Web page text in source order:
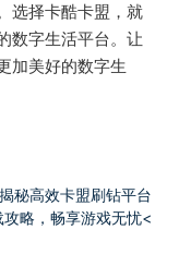
选择卡酷卡盟，就
数字生活平台。让
加美好的数字生
揭秘高效卡盟刷钻平台
攻略，畅享游戏无忧<